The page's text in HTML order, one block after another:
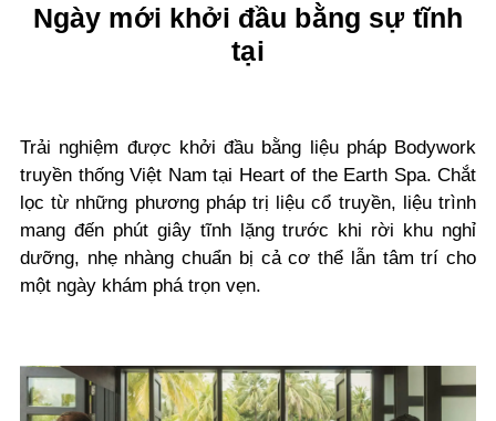
Ngày mới khởi đầu bằng sự tĩnh
tại
Trải nghiệm được khởi đầu bằng liệu pháp Bodywork
truyền thống Việt Nam tại Heart of the Earth Spa. Chắt
lọc từ những phương pháp trị liệu cổ truyền, liệu trình
mang đến phút giây tĩnh lặng trước khi rời khu nghỉ
dưỡng, nhẹ nhàng chuẩn bị cả cơ thể lẫn tâm trí cho
một ngày khám phá trọn vẹn.